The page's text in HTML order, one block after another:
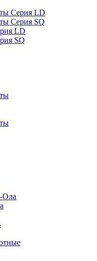
Серия LD
Серия SQ
LD
SQ
Ола